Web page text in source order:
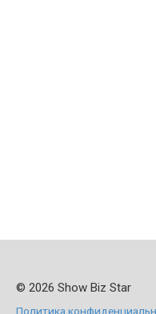
© 2026 Show Biz Star
Политика